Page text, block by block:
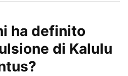
ha definito
di Kalulu